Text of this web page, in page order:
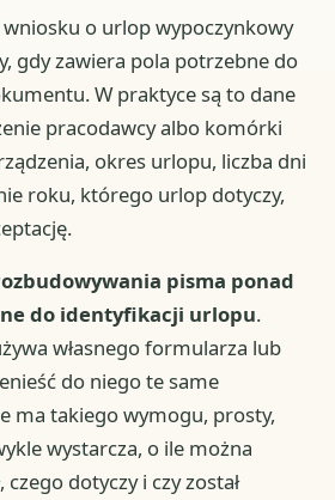
wniosku o urlop wypoczynkowy
gdy zawiera pola potrzebne do
W praktyce są to dane
pracodawcy albo komórki
okres urlopu, liczba dni
roku, którego urlop dotyczy,
pisma ponad
do identyfikacji urlopu.
własnego formularza lub
do niego te same
ma takiego wymogu, prosty,
wystarcza, o ile można
czego dotyczy i czy został